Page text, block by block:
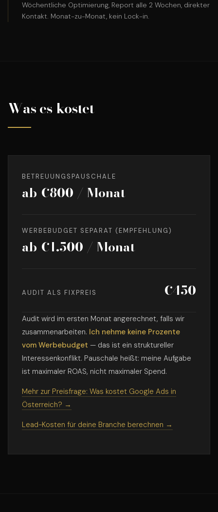
Wöchentliche Optimierung, Report alle 2 Wochen, direkter
Kontakt. Monat-zu-Monat, kein Lock-in.
Was es kostet
BETREUUNGSPAUSCHALE
ab €800 / Monat
WERBEBUDGET SEPARAT (EMPFEHLUNG)
ab €1.500 / Monat
AUDIT ALS FIXPREIS €450
Audit wird im ersten Monat angerechnet, falls wir
zusammenarbeiten. Ich nehme keine Prozente
vom Werbebudget — das ist ein struktureller
Interessenkonflikt. Pauschale heißt: meine Aufgabe
ist maximaler ROAS, nicht maximaler Spend.
Mehr zur Preisfrage: Was kostet Google Ads in
Österreich? →
Lead-Kosten für deine Branche berechnen →